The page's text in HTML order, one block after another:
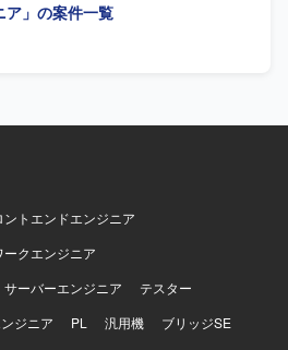
】 上流か
ることができるため、要件理解
での作業となります。
ア」の案件一覧
ントエンドエンジニア
ークエンジニア
サーバーエンジニア
テスター
ジニア PL 汎用機
ブリッジSE